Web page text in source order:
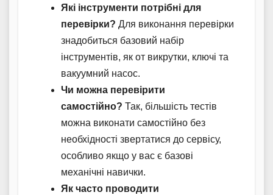
Які інструменти потрібні для
перевірки? Для виконання перевірки
знадобиться базовий набір
інструментів, як от викрутки, ключі та
вакуумний насос.
Чи можна перевірити
самостійно? Так, більшість тестів
можна виконати самостійно без
необхідності звертатися до сервісу,
особливо якщо у вас є базові
механічні навички.
Як часто проводити